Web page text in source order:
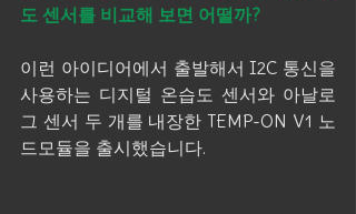
도 센서를 비교해 보면 어떨까?
이런 아이디어에서 출발해서 I2C 통신을
사용하는 디지털 온습도 센서와 아날로
그 센서 두 개를 내장한 TEMP-ON V1 노
드모듈을 출시했습니다.